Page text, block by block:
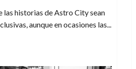
las historias de Astro City sean
aunque en ocasiones las...